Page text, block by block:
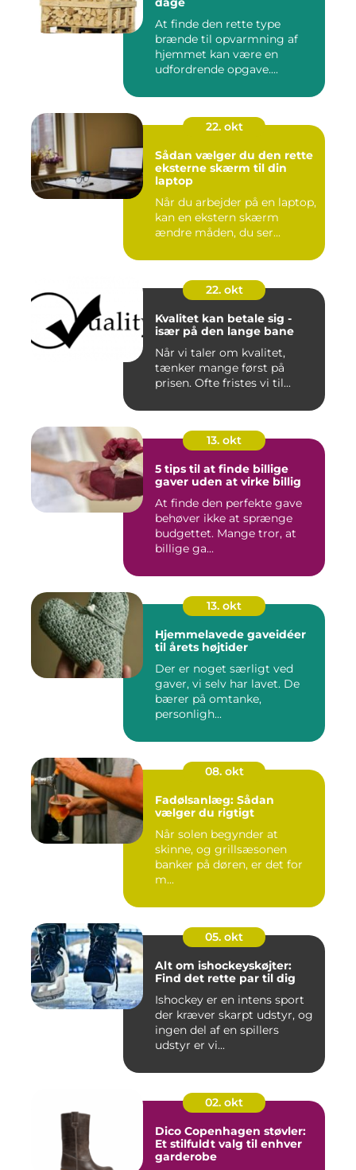
At finde den rette type
brænde til opvarmning af
hjemmet kan være en
udfordrende opgave....
22. okt
Sådan vælger du den rette
eksterne skærm til din
laptop
Når du arbejder på en laptop,
kan en ekstern skærm
ændre måden, du ser...
22. okt
Kvalitet kan betale sig -
især på den lange bane
Når vi taler om kvalitet,
tænker mange først på
prisen. Ofte fristes vi til...
13. okt
5 tips til at finde billige
gaver uden at virke billig
At finde den perfekte gave
behøver ikke at sprænge
budgettet. Mange tror, at
billige ga...
13. okt
Hjemmelavede gaveidéer
til årets højtider
Der er noget særligt ved
gaver, vi selv har lavet. De
bærer på omtanke,
personligh...
08. okt
Fadølsanlæg: Sådan
vælger du rigtigt
Når solen begynder at
skinne, og grillsæsonen
banker på døren, er det for
m...
05. okt
Alt om ishockeyskøjter:
Find det rette par til dig
Ishockey er en intens sport
der kræver skarpt udstyr, og
ingen del af en spillers
udstyr er vi...
02. okt
Dico Copenhagen støvler:
Et stilfuldt valg til enhver
garderobe